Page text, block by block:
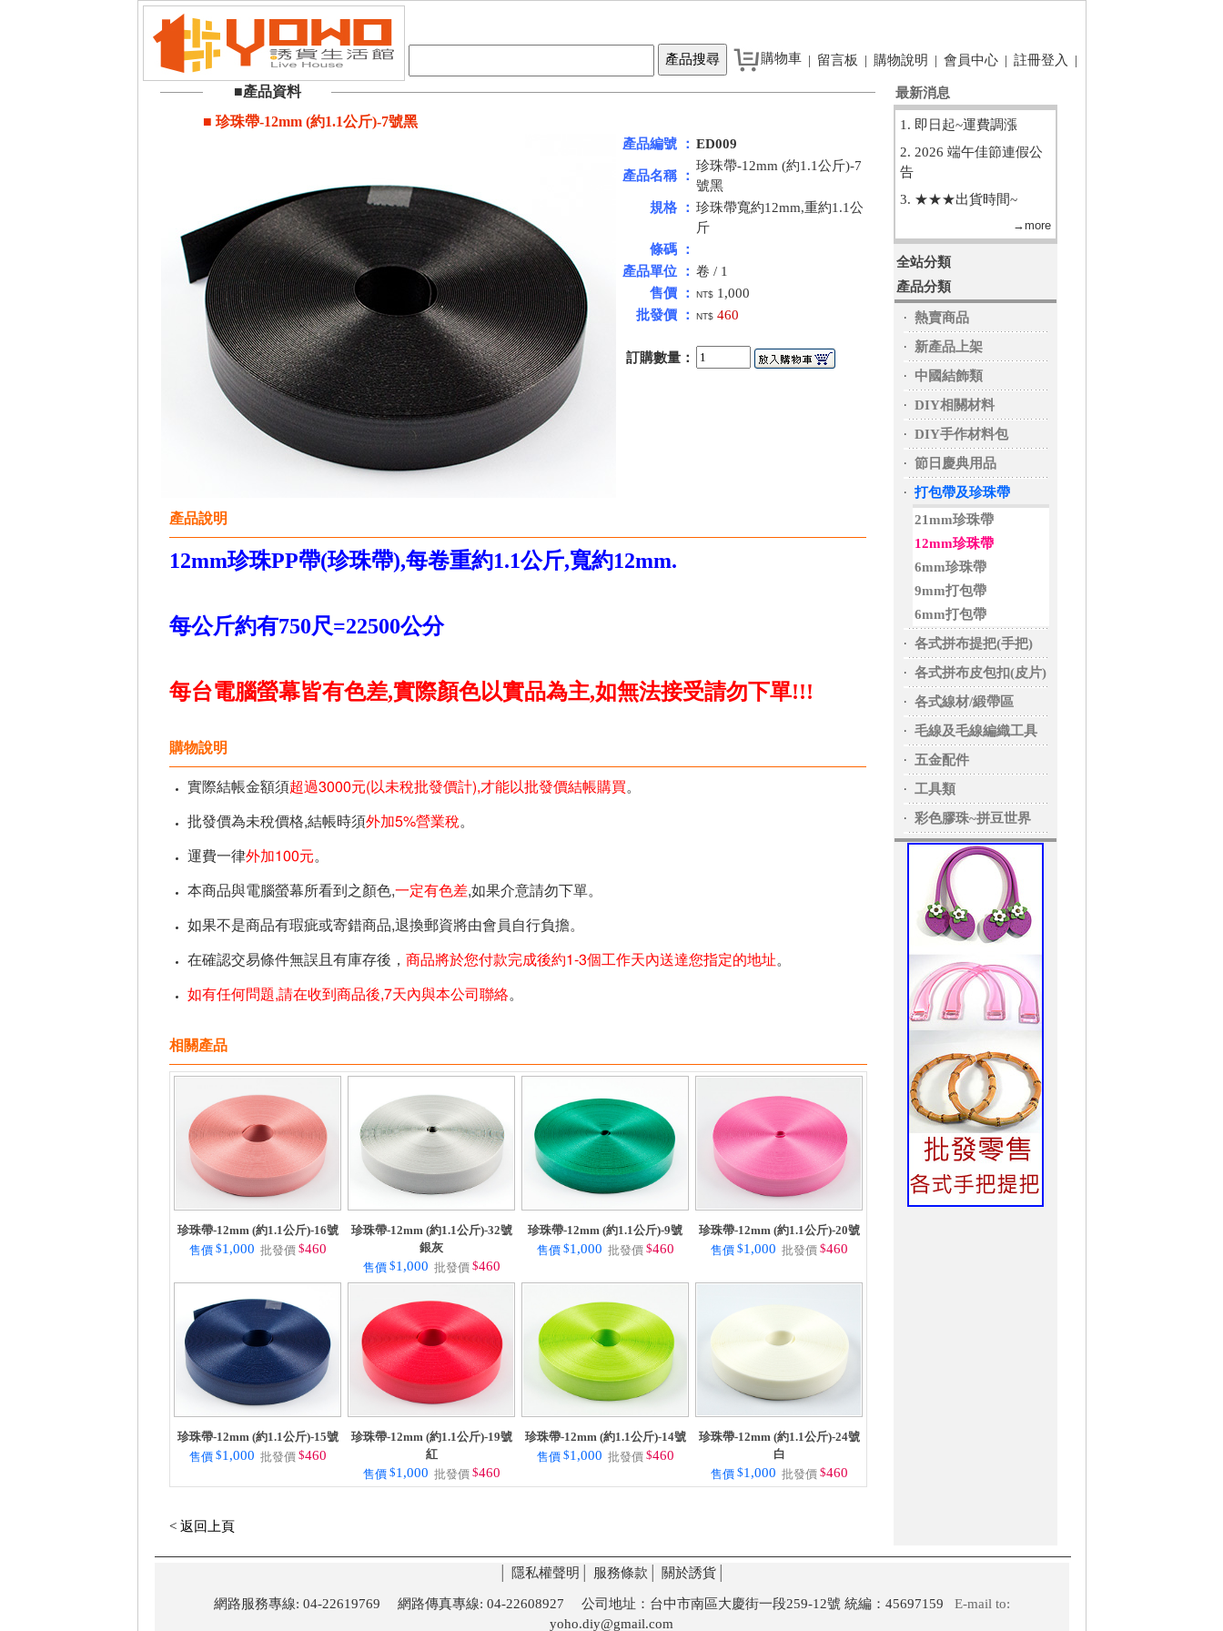
購物車 | 留言板 | 購物說明 | 會員中心 | 註冊登入 |
■產品資料
■ 珍珠帶-12mm (約1.1公斤)-7號黑
產品編號 ： ED009
產品名稱 ：
珍珠帶-12mm (約1.1公斤)-7
號黑
規格 ： 珍珠帶寬約12mm,重約1.1公
斤
條碼 ：
產品單位 ： 卷 / 1
售價 ：
NT$ 1,000
批發價 ：
NT$ 460
訂購數量：
產品說明
12mm珍珠PP帶(珍珠帶),每卷重約1.1公斤,寬約12mm.
每公斤約有750尺=22500公分
每台電腦螢幕皆有色差,實際顏色以實品為主,如無法接受請勿下單!!!
購物說明
實際結帳金額須超過3000元(以未稅批發價計),才能以批發價結帳購買。
批發價為未稅價格,結帳時須外加5%營業稅。
運費一律外加100元。
本商品與電腦螢幕所看到之顏色,一定有色差,如果介意請勿下單。
如果不是商品有瑕疵或寄錯商品,退換郵資將由會員自行負擔。
在確認交易條件無誤且有庫存後， 商品將於您付款完成後約1-3個工作天內送達您指定的地址。
如有任何問題,請在收到商品後,7天內與本公司聯絡。
相關產品
珍珠帶-12mm (約1.1公斤)-16號
售價 $1,000 批發價 $460
珍珠帶-12mm (約1.1公斤)-32號
銀灰
售價 $1,000 批發價 $460
珍珠帶-12mm (約1.1公斤)-9號
售價 $1,000 批發價 $460
珍珠帶-12mm (約1.1公斤)-20號
售價 $1,000 批發價 $460
珍珠帶-12mm (約1.1公斤)-15號
售價 $1,000 批發價 $460
珍珠帶-12mm (約1.1公斤)-19號
紅
售價 $1,000 批發價 $460
珍珠帶-12mm (約1.1公斤)-14號
售價 $1,000 批發價 $460
珍珠帶-12mm (約1.1公斤)-24號
白
售價 $1,000 批發價 $460
< 返回上頁
最新消息
1. 即日起~運費調漲
2. 2026 端午佳節連假公
告
3. ★★★出貨時間~
→more
全站分類
產品分類
‧ 熱賣商品
‧ 新產品上架
‧ 中國結飾類
‧ DIY相關材料
‧ DIY手作材料包
‧ 節日慶典用品
‧ 打包帶及珍珠帶
21mm珍珠帶
12mm珍珠帶
6mm珍珠帶
9mm打包帶
6mm打包帶
‧ 各式拼布提把(手把)
‧ 各式拼布皮包扣(皮片)
‧ 各式線材/緞帶區
‧ 毛線及毛線編織工具
‧ 五金配件
‧ 工具類
‧ 彩色膠珠~拼豆世界
隱私權聲明 服務條款 關於誘貨│
網路服務專線: 04-22619769 網路傳真專線: 04-22608927 公司地址：台中市南區大慶街一段259-12號 統編：45697159
E-mail to:
yoho.diy@gmail.com